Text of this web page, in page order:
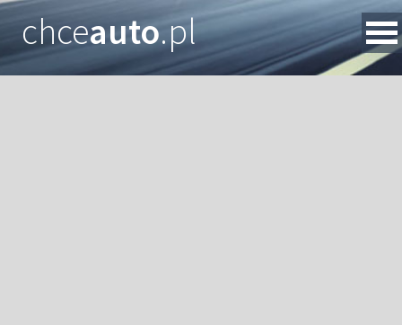
chceauto.pl